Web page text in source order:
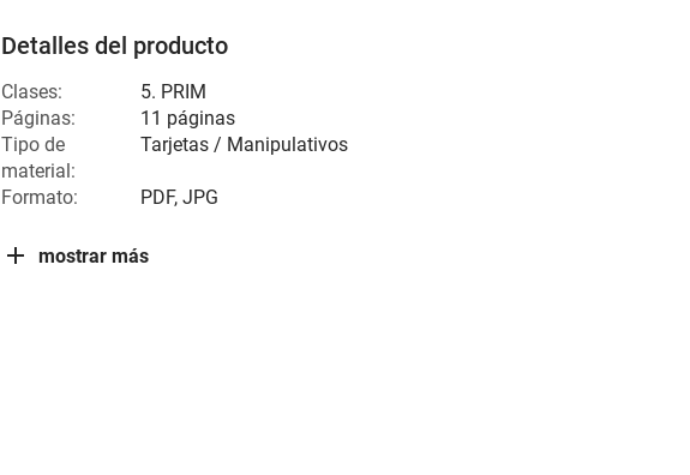
Detalles del producto
Clases:
5. PRIM
Páginas:
11 páginas
Tipo de
material:
Tarjetas / Manipulativos
Formato: PDF, JPG
mostrar más